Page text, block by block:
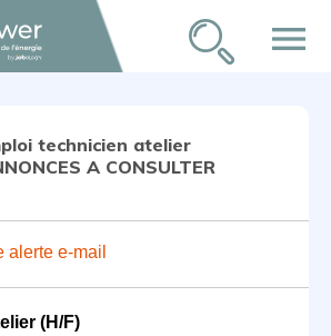
menu
technicien atelier
A CONSULTER
alerte e-mail
(H/F)